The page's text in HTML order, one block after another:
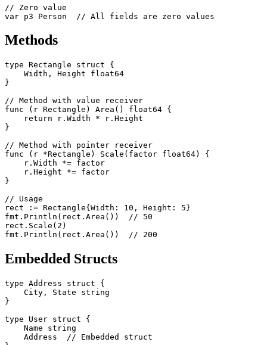
// Zero value
Methods
type Rectangle struct {
    Width, Height float64
}
// Method with value receiver
func (r Rectangle) Area() float64 {
    return r.Width * r.Height
}
// Method with pointer receiver
func (r *Rectangle) Scale(factor float64) {
    r.Width *= factor
    r.Height *= factor
}
// Usage
rect := Rectangle{Width: 10, Height: 5}
fmt.Println(rect.Area())  // 50
rect.Scale(2)
Embedded Structs
type Address struct {
    City, State string
}
type User struct {
    Name string
    Address  // Embedded struct